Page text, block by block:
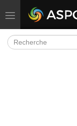
Basculer la navigation